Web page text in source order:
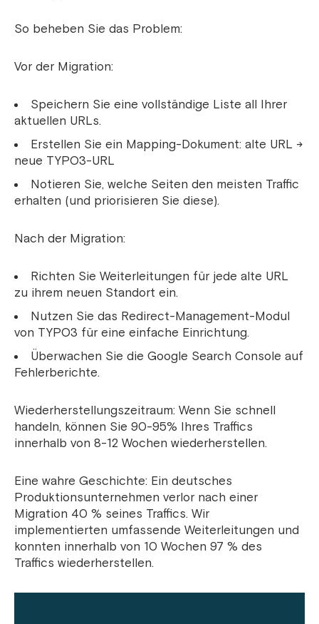
So beheben Sie das Problem:
Vor der Migration:
Speichern Sie eine vollständige Liste all Ihrer
aktuellen URLs.
Erstellen Sie ein Mapping-Dokument: alte URL →
neue TYPO3-URL
Notieren Sie, welche Seiten den meisten Traffic
erhalten (und priorisieren Sie diese).
Nach der Migration:
Richten Sie Weiterleitungen für jede alte URL
zu ihrem neuen Standort ein.
Nutzen Sie das Redirect-Management-Modul
von TYPO3 für eine einfache Einrichtung.
Überwachen Sie die Google Search Console auf
Fehlerberichte.
Wiederherstellungszeitraum: Wenn Sie schnell
handeln, können Sie 90-95% Ihres Traffics
innerhalb von 8-12 Wochen wiederherstellen.
Eine wahre Geschichte: Ein deutsches
Produktionsunternehmen verlor nach einer
Migration 40 % seines Traffics. Wir
implementierten umfassende Weiterleitungen und
konnten innerhalb von 10 Wochen 97 % des
Traffics wiederherstellen.